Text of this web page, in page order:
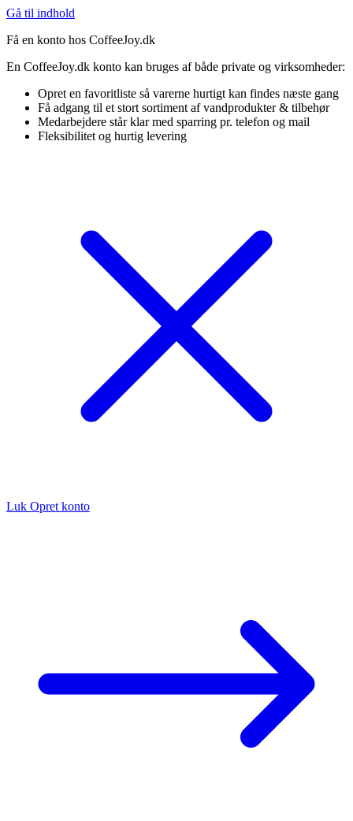
Gå til indhold
Få en konto hos CoffeeJoy.dk
En CoffeeJoy.dk konto kan bruges af både private og virksomheder:
Opret en favoritliste så varerne hurtigt kan findes næste gang
Få adgang til et stort sortiment af vandprodukter & tilbehør
Medarbejdere står klar med sparring pr. telefon og mail
Fleksibilitet og hurtig levering
Luk Opret konto